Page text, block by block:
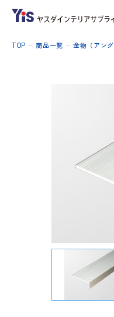
TOP 商品一覧 金物（アング